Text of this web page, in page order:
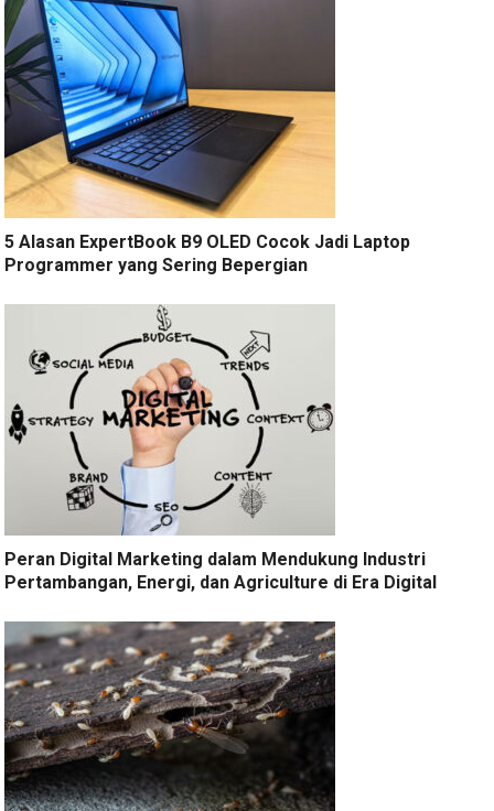
5 Alasan ExpertBook B9 OLED Cocok Jadi Laptop
Programmer yang Sering Bepergian
Peran Digital Marketing dalam Mendukung Industri
Pertambangan, Energi, dan Agriculture di Era Digital